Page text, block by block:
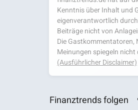
Kenntnis über Inhalt und
eigenverantwortlich
Beiträge nicht von
Die
Meinungen spiegeln
(Ausführlicher Disclaimer)
Finanztrends folgen